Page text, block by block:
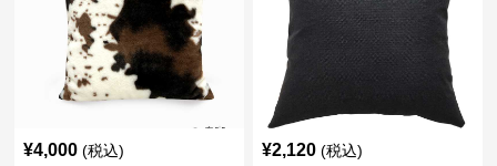
¥4,000 (税込) ¥2,120 (税込)